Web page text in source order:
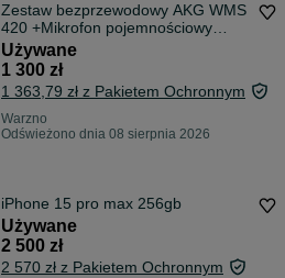
Zestaw bezprzewodowy AKG WMS
420 +Mikrofon pojemnościowy
Używane
1 300 zł
1 363,79 zł z Pakietem Ochronnym
Warzno
Odświeżono dnia 08 sierpnia 2026
iPhone 15 pro max 256gb
Używane
2 500 zł
2 570 zł z Pakietem Ochronnym